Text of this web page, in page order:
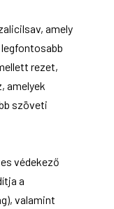
amely
rezet,
amelyek
szöveti
védekező
a
valamint